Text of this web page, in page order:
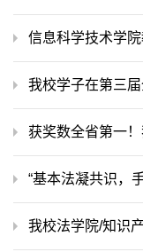
信息科学技术学
我校学子在第三
获奖数全省第一
“基本法凝共识，
我校法学院/知识